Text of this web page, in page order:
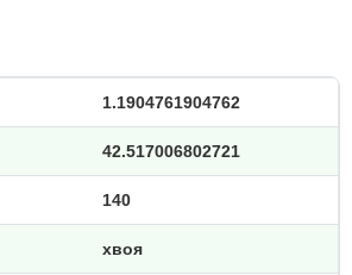
1.1904761904762
42.517006802721
140
хвоя